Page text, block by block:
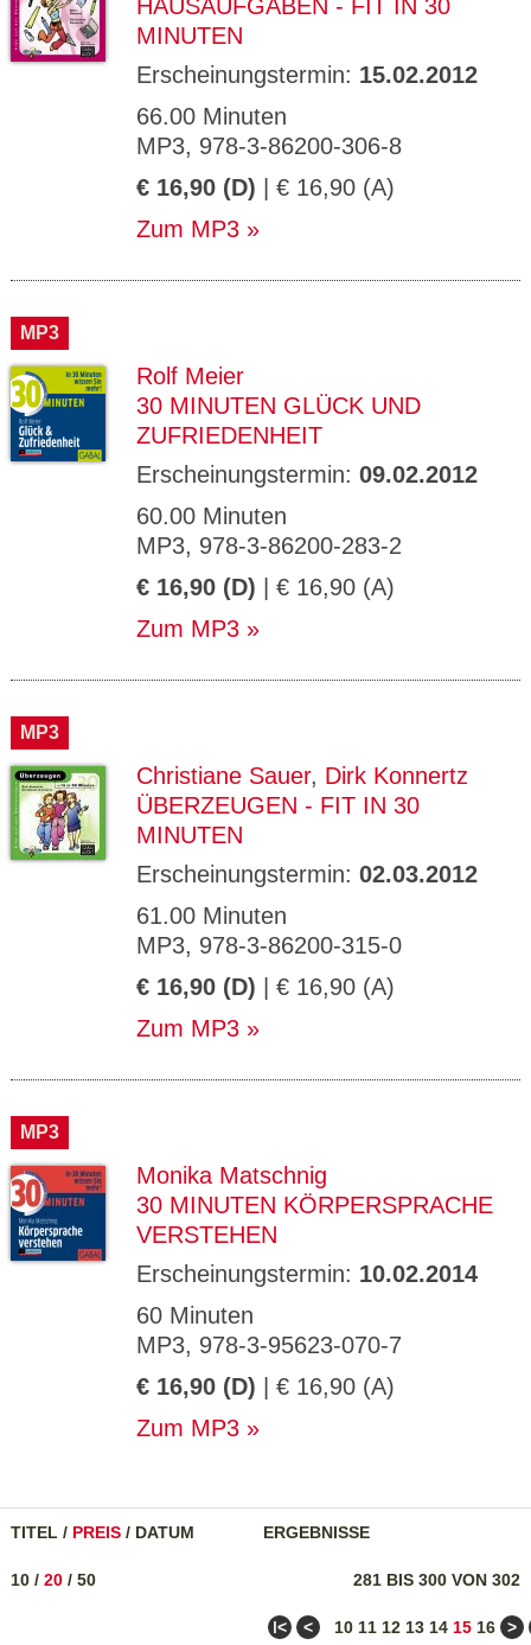
HAUSAUFGABEN - FIT IN 30
MINUTEN
Erscheinungstermin: 15.02.2012
66.00 Minuten
MP3, 978-3-86200-306-8
€ 16,90 (D) | € 16,90 (A)
Zum MP3
MP3
Rolf Meier
30 MINUTEN GLÜCK UND
ZUFRIEDENHEIT
Erscheinungstermin: 09.02.2012
60.00 Minuten
MP3, 978-3-86200-283-2
€ 16,90 (D) | € 16,90 (A)
Zum MP3
MP3
Christiane Sauer, Dirk Konnertz
ÜBERZEUGEN - FIT IN 30
MINUTEN
Erscheinungstermin: 02.03.2012
61.00 Minuten
MP3, 978-3-86200-315-0
€ 16,90 (D) | € 16,90 (A)
Zum MP3
MP3
Monika Matschnig
30 MINUTEN KÖRPERSPRACHE
VERSTEHEN
Erscheinungstermin: 10.02.2014
60 Minuten
MP3, 978-3-95623-070-7
€ 16,90 (D) | € 16,90 (A)
Zum MP3
TITEL / PREIS / DATUM ERGEBNISSE
281 BIS 300 VON 302
10 / 20 / 50
ǀ< < 10 11 12 13 14 15 16 >